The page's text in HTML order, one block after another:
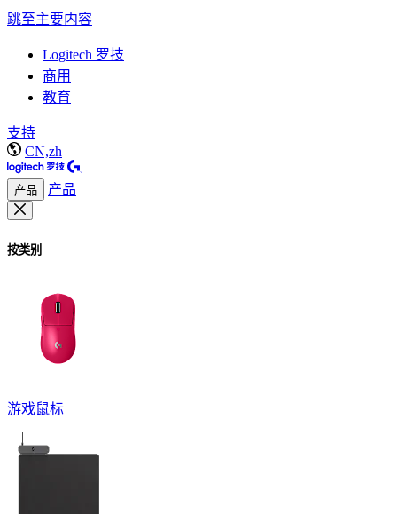
跳至主要内容
Logitech 罗技
商用
教育
支持
CN,zh
产品 产品
按类别
游戏鼠标